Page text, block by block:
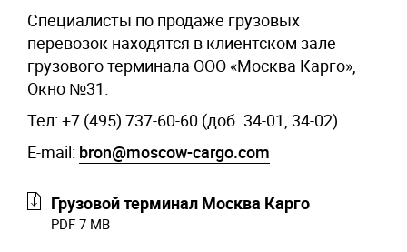
Специалисты по продаже грузовых
перевозок находятся в клиентском зале
грузового терминала ООО «Москва Карго»,
Окно №31.
Тел: +7 (495) 737-60-60 (доб. 34-01, 34-02)
E-mail: bron@moscow-cargo.com
Грузовой терминал Москва Карго
PDF 7 MB